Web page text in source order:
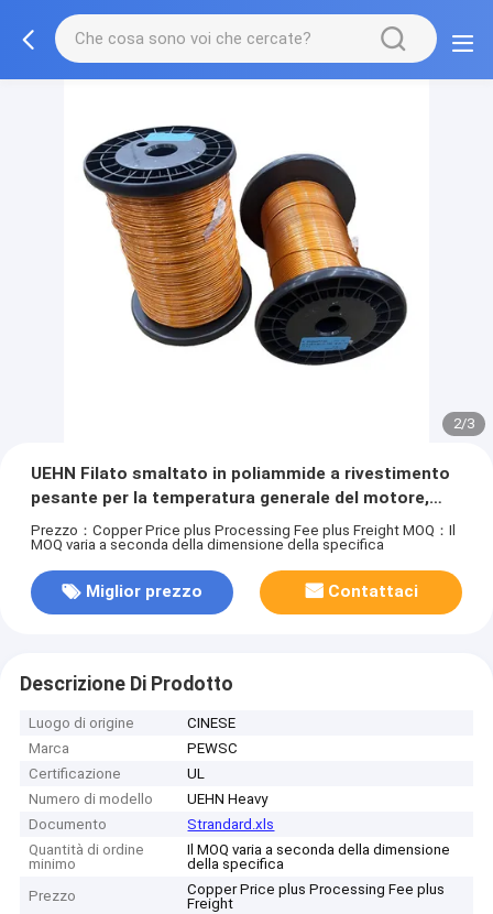
2/3
UEHN Filato smaltato in poliammide a rivestimento
pesante per la temperatura generale del motore,
classe 130
Prezzo：Copper Price plus Processing Fee plus Freight MOQ：Il
MOQ varia a seconda della dimensione della specifica
Miglior prezzo Contattaci
Descrizione Di Prodotto
Luogo di origine
CINESE
Marca
PEWSC
Certificazione
UL
Numero di modello
UEHN Heavy
Documento
Strandard.xls
Quantità di ordine
minimo
Il MOQ varia a seconda della dimensione
della specifica
Prezzo
Copper Price plus Processing Fee plus
Freight